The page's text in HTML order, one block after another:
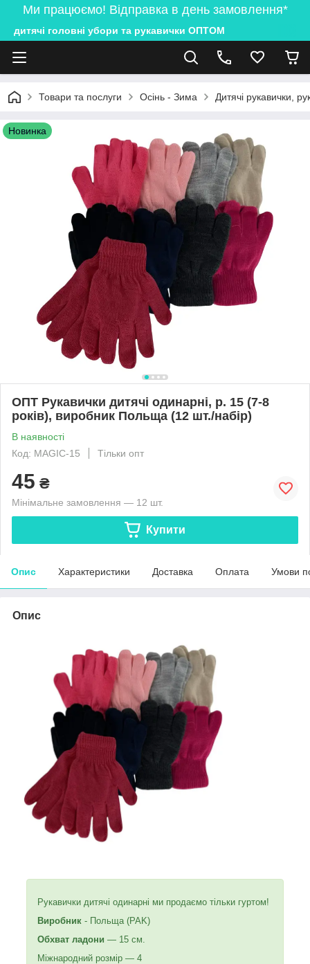
Ми працюємо! Відправка в день замовлення*
дитячі головні убори та рукавички ОПТОМ
Товари та послуги Осінь - Зима Дитячі рукавички,
Новинка
ОПТ Рукавички дитячі одинарні, р. 15 (7-8
років), виробник Польща (12 шт./набір)
В наявності
Код: MAGIC-15
Тільки опт
45 ₴
Мінімальне замовлення — 12 шт.
Купити
Опис Характеристики Доставка Оплата Умови
Опис
Рукавички дитячі одинарні ми продаємо тільки гуртом!
Виробник - Польща (PAK)
Обхват ладони — 15 см.
Міжнародний розмір — 4